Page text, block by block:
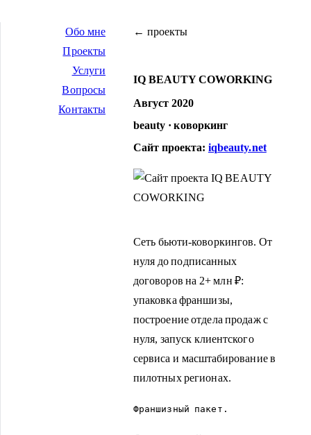
Обо мне
Проекты
Услуги
Вопросы
Контакты
← проекты
IQ BEAUTY COWORKING
Август 2020
beauty · коворкинг
Сайт проекта: iqbeauty.net
Сеть бьюти-коворкингов. От
нуля до подписанных
договоров на 2+ млн ₽:
упаковка франшизы,
построение отдела продаж с
нуля, запуск клиентского
сервиса и масштабирование в
пилотных регионах.
Франшизный пакет.